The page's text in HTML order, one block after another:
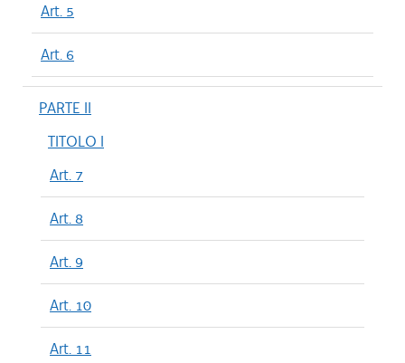
Art. 5
Art. 6
PARTE II
TITOLO I
Art. 7
Art. 8
Art. 9
Art. 10
Art. 11